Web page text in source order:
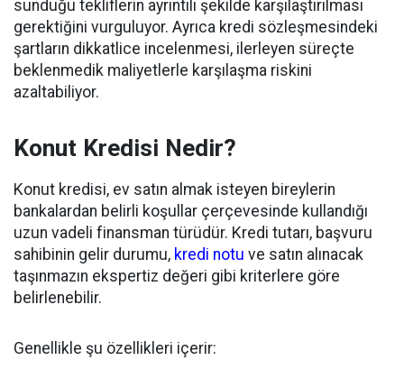
sunduğu tekliflerin ayrıntılı şekilde karşılaştırılması
gerektiğini vurguluyor. Ayrıca kredi sözleşmesindeki
şartların dikkatlice incelenmesi, ilerleyen süreçte
beklenmedik maliyetlerle karşılaşma riskini
azaltabiliyor.
Konut Kredisi Nedir?
Konut kredisi, ev satın almak isteyen bireylerin
bankalardan belirli koşullar çerçevesinde kullandığı
uzun vadeli finansman türüdür. Kredi tutarı, başvuru
sahibinin gelir durumu, kredi notu ve satın alınacak
taşınmazın ekspertiz değeri gibi kriterlere göre
belirlenebilir.
Genellikle şu özellikleri içerir: